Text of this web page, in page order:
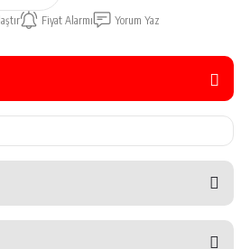
Fiyat Alarmı Yorum Yaz